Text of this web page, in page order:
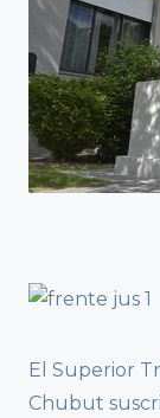
El Superior
Chubut